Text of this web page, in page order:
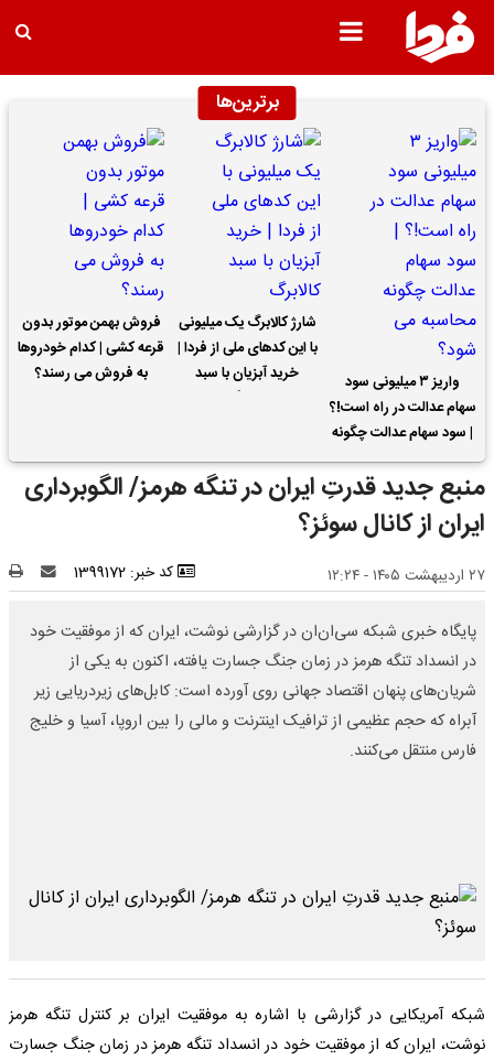
برترین‌ها
واریز ۳ میلیونی سود
سهام عدالت در راه است!؟
| سود سهام عدالت چگونه
محاسبه می شود؟
شارژ کالابرگ یک میلیونی
با این کدهای ملی از فردا |
خرید آبزیان با سبد
فروش بهمن موتور بدون
قرعه کشی | کدام خودروها
به فروش می رسند؟
منبع جدید قدرتِ ایران در تنگه هرمز/ الگوبرداری
ایران از کانال سوئز؟
۲۷ اردیبهشت ۱۴۰۵ - ۱۲:۲۴ کد خبر: 1399172
پایگاه خبری شبکه سی‌ان‌ان در گزارشی نوشت، ایران که از موفقیت خود
در انسداد تنگه هرمز در زمان جنگ جسارت یافته، اکنون به یکی از
شریان‌های پنهان اقتصاد جهانی روی آورده است: کابل‌های زیردریایی زیر
آبراه که حجم عظیمی از ترافیک اینترنت و مالی را بین اروپا، آسیا و خلیج
فارس منتقل می‌کنند.
شبکه آمریکایی در گزارشی با اشاره به موفقیت ایران بر کنترل تنگه هرمز
نوشت، ایران که از موفقیت خود در انسداد تنگه هرمز در زمان جنگ جسارت